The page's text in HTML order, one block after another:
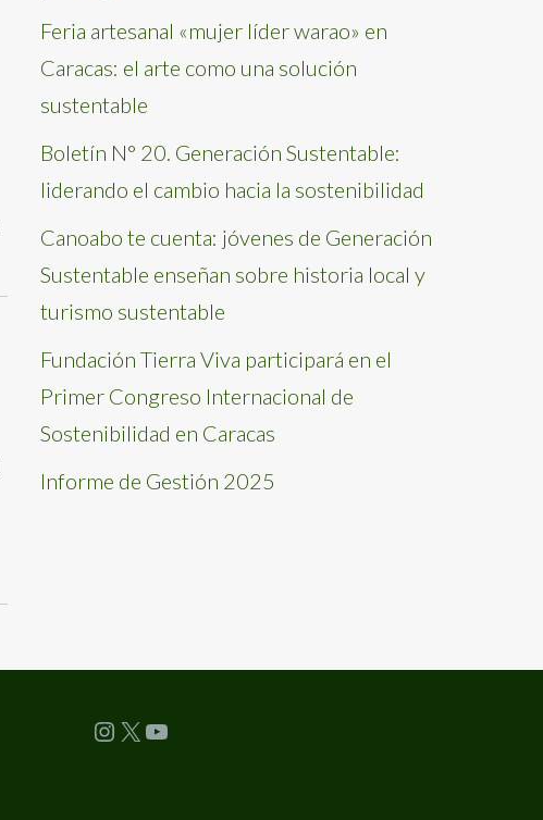
Feria artesanal «mujer líder warao» en
Caracas: el arte como una solución
sustentable
Boletín N° 20. Generación Sustentable:
liderando el cambio hacia la sostenibilidad
Canoabo te cuenta: jóvenes de Generación
Sustentable enseñan sobre historia local y
turismo sustentable
Fundación Tierra Viva participará en el
Primer Congreso Internacional de
Sostenibilidad en Caracas
Informe de Gestión 2025
Instagram X YouTube